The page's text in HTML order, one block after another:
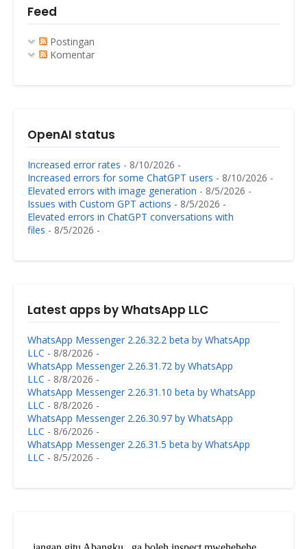
Feed
Postingan
Komentar
OpenAI status
Increased error rates - 8/10/2026 -
Increased errors for some ChatGPT users - 8/10/2026 -
Elevated errors with image generation - 8/5/2026 -
Issues with Custom GPT actions - 8/5/2026 -
Elevated errors in ChatGPT conversations with
files - 8/5/2026 -
Latest apps by WhatsApp LLC
WhatsApp Messenger 2.26.32.2 beta by WhatsApp
LLC - 8/8/2026 -
WhatsApp Messenger 2.26.31.72 by WhatsApp
LLC - 8/8/2026 -
WhatsApp Messenger 2.26.31.10 beta by WhatsApp
LLC - 8/8/2026 -
WhatsApp Messenger 2.26.30.97 by WhatsApp
LLC - 8/6/2026 -
WhatsApp Messenger 2.26.31.5 beta by WhatsApp
LLC - 8/5/2026 -